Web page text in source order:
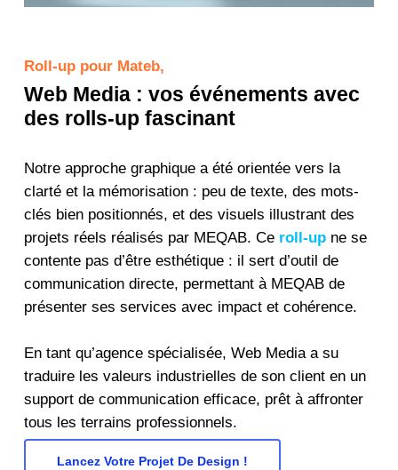
Roll-up pour Mateb,
Web Media : vos événements avec
des rolls-up fascinant
Notre approche graphique a été orientée vers la
clarté et la mémorisation : peu de texte, des mots-
clés bien positionnés, et des visuels illustrant des
projets réels réalisés par MEQAB. Ce roll-upne se
contente pas d’être esthétique : il sert d’outil de
communication directe, permettant à MEQAB de
présenter ses services avec impact et cohérence.
En tant qu’agence spécialisée, Web Media a su
traduire les valeurs industrielles de son client en un
support de communication efficace, prêt à affronter
tous les terrains professionnels.
Lancez Votre Projet De Design !